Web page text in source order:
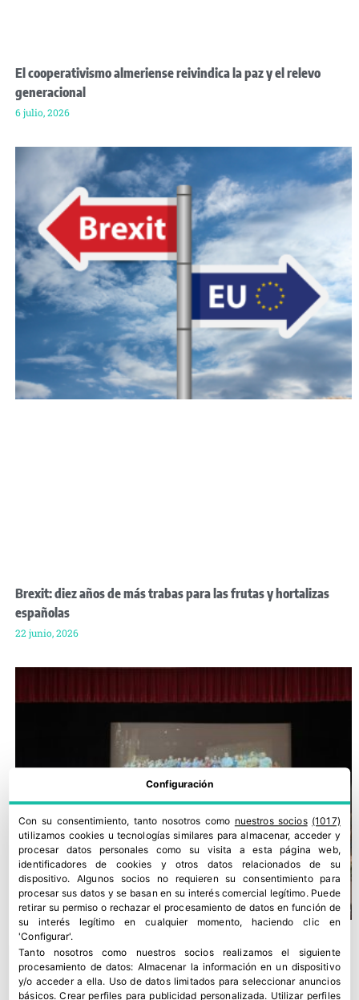
El cooperativismo almeriense reivindica la paz y el relevo
generacional
6 julio, 2026
Brexit: diez años de más trabas para las frutas y hortalizas
españolas
22 junio, 2026
Configuración
Con su consentimiento, tanto nosotros como nuestros socios (1017)
utilizamos cookies u tecnologías similares para almacenar, acceder y
procesar datos personales como su visita a esta página web,
identificadores de cookies y otros datos relacionados de su
dispositivo. Algunos socios no requieren su consentimiento para
procesar sus datos y se basan en su interés comercial legítimo. Puede
retirar su permiso o rechazar el procesamiento de datos en función de
su interés legítimo en cualquier momento, haciendo clic en
'Configurar'.
Tanto nosotros como nuestros socios realizamos el siguiente
procesamiento de datos: Almacenar la información en un dispositivo
y/o acceder a ella. Uso de datos limitados para seleccionar anuncios
básicos.Crear perfiles para publicidad personalizada. Utilizar perfiles